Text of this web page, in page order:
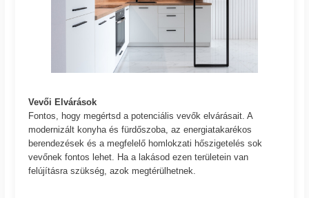
Vevői Elvárások
Fontos, hogy megértsd a potenciális vevők elvárásait. A
modernizált konyha és fürdőszoba, az energiatakarékos
berendezések és a megfelelő homlokzati hőszigetelés sok
vevőnek fontos lehet. Ha a lakásod ezen területein van
felújításra szükség, azok megtérülhetnek.